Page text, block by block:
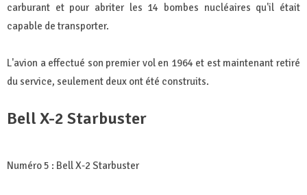
carburant et pour abriter les 14 bombes nucléaires qu'il était
capable de transporter.
L'avion a effectué son premier vol en 1964 et est maintenant retiré
du service, seulement deux ont été construits.
Bell X-2 Starbuster
Numéro 5 : Bell X-2 Starbuster